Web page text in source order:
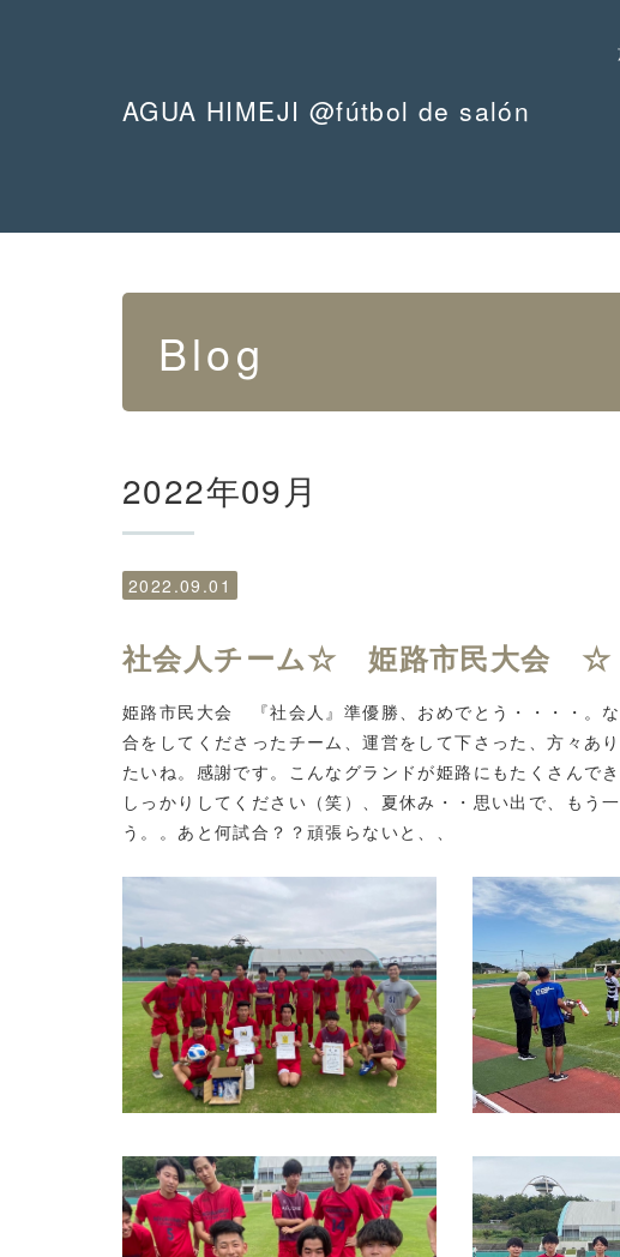
AGUA HIMEJI @fútbol de salón
Blog
2022年09月
2022.09.01
社会人チーム☆ 姫路市民大会
姫路市民大会 『社会人』準優勝、おめでとう・・・・。
合をしてくださったチーム、運営をして下さった、方々あ
たいね。感謝です。こんなグランドが姫路にもたくさんで
しっかりしてください（笑）、夏休み・・思い出で、もう
う。。あと何試合？？頑張らないと、、